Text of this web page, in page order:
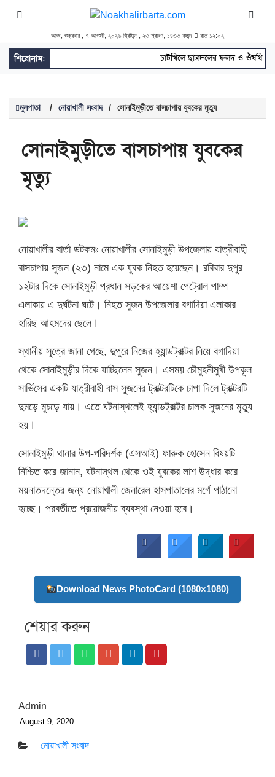
আজ, শুক্রবার , ৭ আগস্ট, ২০২৬ খ্রিষ্টাব্দ , ২৩ শ্রাবণ, ১৪৩৩ বঙ্গাব্দ রাত ১২:০২
শিরোনাম: চাটখিলে ছাত্রদলের ফলদ ও ঔষধি
মূলপাতা / নোয়াখালী সংবাদ / সোনাইমুড়ীতে বাসচাপায় যুবকের মৃত্যু
সোনাইমুড়ীতে বাসচাপায় যুবকের
মৃত্যু
নোয়াখালীর বার্তা ডটকমঃ নোয়াখালীর সোনাইমুড়ী উপজেলায় যাত্রীবাহী
বাসচাপায় সুজন (২৩) নামে এক যুবক নিহত হয়েছেন। রবিবার দুপুর
১২টার দিকে সোনাইমুড়ী প্রধান সড়কের আয়েশা পেট্রোল পাম্প
এলাকায় এ দুর্ঘটনা ঘটে। নিহত সুজন উপজেলার বগাদিয়া এলাকার
হারিছ আহমদের ছেলে।
স্থানীয় সূত্রে জানা গেছে, দুপুরে নিজের হ্যান্ডট্রাক্টর নিয়ে বগাদিয়া
থেকে সোনাইমুড়ীর দিকে যাচ্ছিলেন সুজন। এসময় চৌমুহনীমুখী উপকূল
সার্ভিসের একটি যাত্রীবাহী বাস সুজনের ট্রাক্টরটিকে চাপা দিলে ট্রাক্টরটি
দুমড়ে মুচড়ে যায়। এতে ঘটনাস্থলেই হ্যান্ডট্রাক্টর চালক সুজনের মৃত্যু
হয়।
সোনাইমুড়ী থানার উপ-পরিদর্শক (এসআই) ফারুক হোসেন বিষয়টি
নিশ্চিত করে জানান, ঘটনাস্থল থেকে ওই যুবকের লাশ উদ্ধার করে
ময়নাতদন্তের জন্য নোয়াখালী জেনারেল হাসপাতালের মর্গে পাঠানো
হচ্ছে। পরবর্তীতে প্রয়োজনীয় ব্যবস্থা নেওয়া হবে।
Download News PhotoCard (1080×1080)
শেয়ার করুন
Admin
Posted
on
August 9, 2020
নোয়াখালী সংবাদ